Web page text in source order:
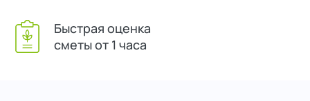
Быстрая оценка
сметы от 1 часа